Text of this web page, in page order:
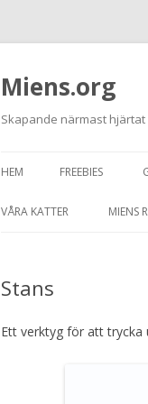
Miens.org
Skapande närmast hjärtat
HEM FREEBIES
VÅRA KATTER
JUNIOR
GRAFITTI
MIENS
Stans
Ett verktyg för att trycka